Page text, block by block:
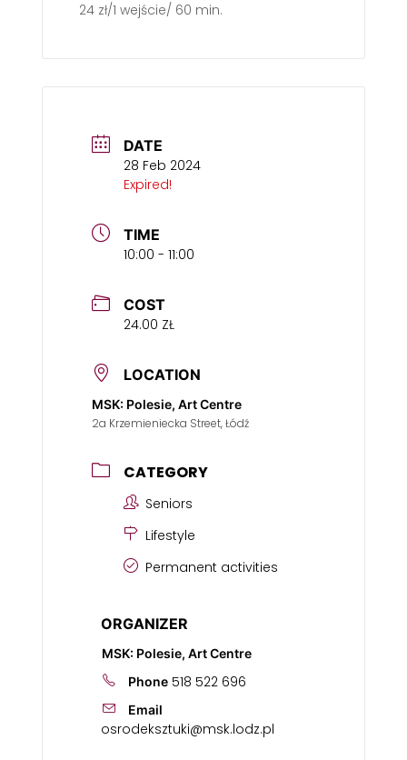
24 zł/1 wejście/ 60 min.
DATE
28 Feb 2024
Expired!
TIME
10:00 - 11:00
COST
24.00 ZŁ
LOCATION
MSK: Polesie, Art Centre
2a Krzemieniecka Street, Łódź
CATEGORY
Seniors
Lifestyle
Permanent activities
ORGANIZER
MSK: Polesie, Art Centre
Phone 518 522 696
Email
osrodeksztuki@msk.lodz.pl